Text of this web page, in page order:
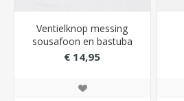
Ventielknop messing
sousafoon en bastuba
King
€ 14,95